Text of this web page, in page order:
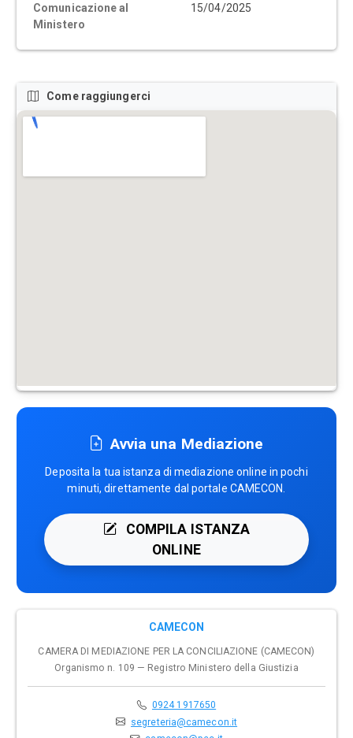
Comunicazione al
Ministero
15/04/2025
Come raggiungerci
Avvia una Mediazione
Deposita la tua istanza di mediazione online in pochi
minuti, direttamente dal portale CAMECON.
COMPILA ISTANZA
ONLINE
CAMECON
CAMERA DI MEDIAZIONE PER LA CONCILIAZIONE (CAMECON)
Organismo n. 109 — Registro Ministero della Giustizia
0924 1917650
segreteria@camecon.it